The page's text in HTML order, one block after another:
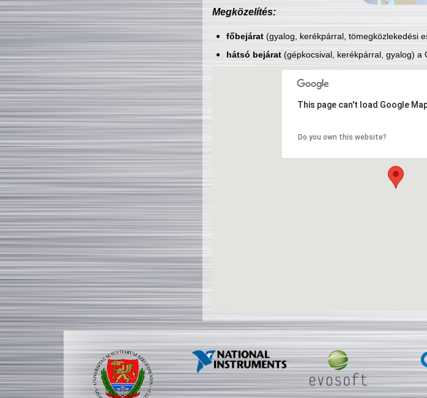
Megközelítés:
főbejárat(gyalog, kerékpárral, tömegközlekedési
hátsó bejárat(gépkocsival, kerékpárral, gyalog) a
This page can't load Google
Do you own this website?